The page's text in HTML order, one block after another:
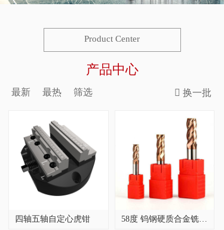
Product Center
产品中心
最新 最热 筛选 换一批
四轴五轴自定心虎钳 58度 钨钢硬质合金铣刀，螺旋角 35 度